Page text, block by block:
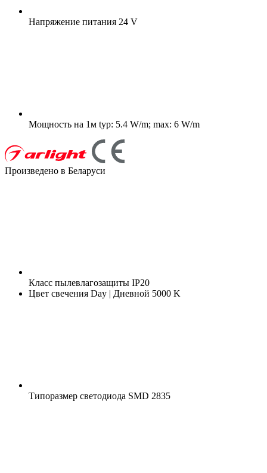
Напряжение питания 24 V
Мощность на 1м typ: 5.4 W/m; max: 6 W/m
Произведено в Беларуси
Класс пылевлагозащиты IP20
Цвет свечения Day | Дневной 5000 K
Типоразмер светодиода SMD 2835